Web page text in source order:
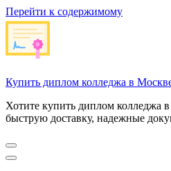
Перейти к содержимому
Купить диплом колледжа в
Хотите купить диплом колледжа
быструю доставку, надежные